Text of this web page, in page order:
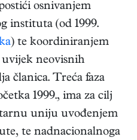
osnivanjem
instituta (od 1999.
) te koordiniranjem
neovisnih
članica. Treća faza
1999., ima za cilj
uniju uvođenjem
te nadnacionalnoga